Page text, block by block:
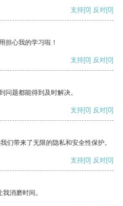
支持[0] 反对[0]
担心我的学习啦！
支持[0] 反对[0]
问题都能得到及时解决。
支持[0] 反对[0]
们带来了无限的隐私和安全性保护。
支持[0] 反对[0]
消磨时间。